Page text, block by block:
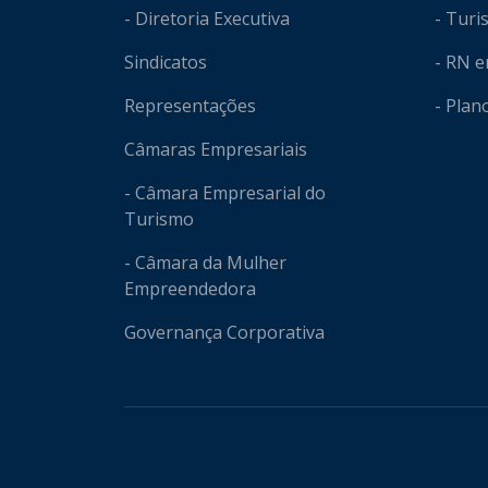
- Diretoria Executiva
Sindicatos
Representações
Câmaras Empresariais
- Câmara Empresarial do
Turismo
- Câmara da Mulher
Empreendedora
Governança Corporativa
-
- RN
-